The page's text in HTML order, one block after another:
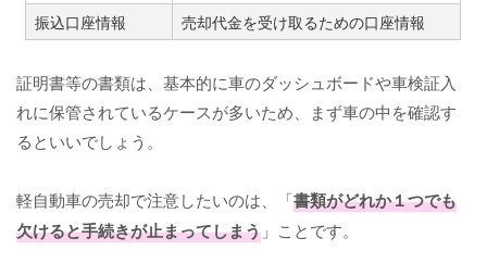
振込口座情報
売却代金を受け取るための口座情報
証明書等の書類は、基本的に車のダッシュボードや車検証入
れに保管されているケースが多いため、まず車の中を確認す
るといいでしょう。
軽自動車の売却で注意したいのは、「書類がどれか１つでも
欠けると手続きが止まってしまう 」ことです。